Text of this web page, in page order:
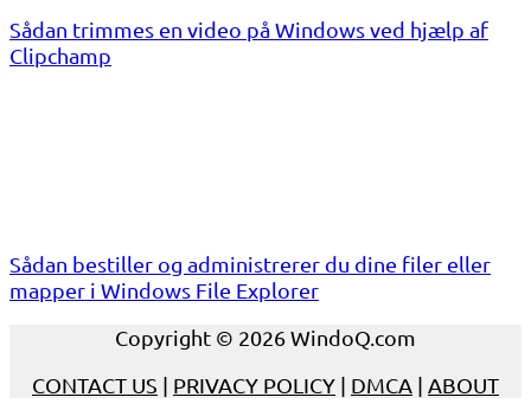
Sådan trimmes en video på Windows ved hjælp af
Clipchamp
Sådan bestiller og administrerer du dine filer eller
mapper i Windows File Explorer
Copyright © 2026 WindoQ.com
CONTACT US | PRIVACY POLICY | DMCA | ABOUT